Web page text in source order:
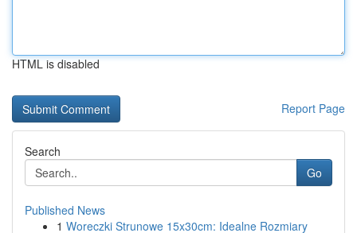
HTML is disabled
Report Page
Search
Go
Published News
1 Woreczki Strunowe 15x30cm: Idealne Rozmiary